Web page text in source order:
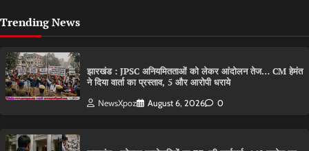
Trending News
झारखंड : JPSC अनियमितताओं को लेकर आंदोलन तेज… CM हेमंत
ने दिया वार्ता का प्रस्ताव, 5 और आरोपी धराये
NewsXpoz August 6, 2026 0